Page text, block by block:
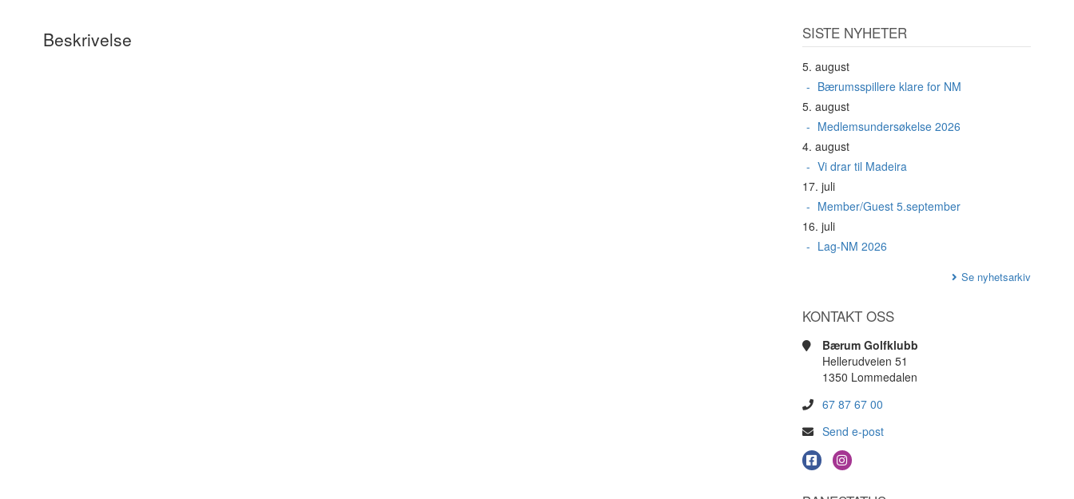
Beskrivelse SISTE NYHETER
5. august
Bærumsspillere klare for NM
5. august
Medlemsundersøkelse 2026
4. august
Vi drar til Madeira
17. juli
Member/Guest 5.september
16. juli
Lag-NM 2026
Se nyhetsarkiv
KONTAKT OSS
Bærum Golfklubb
Hellerudveien 51
1350 Lommedalen
67 87 67 00
Send e-post